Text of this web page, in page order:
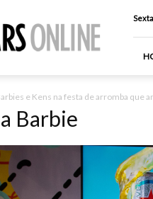
e Kens na festa de arromba que
Barbie